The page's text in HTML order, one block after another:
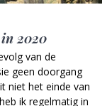
2020
van de
geen doorgang
niet het einde van
ik regelmatig in